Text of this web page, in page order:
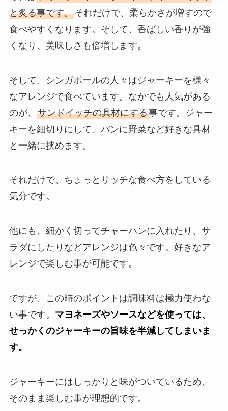
と炙る事です。それだけで、柔らかさが増すので
食べやすくなります。そして、香ばしい香りが強
くなり、美味しさも倍増します。
そして、シンガポールの人々はジャーキーを様々
なアレンジで食べています。なかでも人気がある
のが、 サンドイッチの具材にする事です。ジャー
キーを細切りにして、パンに野菜など好きな具材
と一緒に挟めます。
それだけで、ちょっとリッチな食べ方をしている
気分です。
他にも、細かく切ってチャーハンに入れたり、サ
ラダにしたりなどアレンジは色々です。好きなア
レンジで楽しむ事が可能です。
ですが、この時のポイントは調味料は極力使わな
い事です。 マヨネーズやソースなどを使っては、
せっかくのジャーキーの旨味を半減してしまいま
す。
ジャーキーにはしっかりと味がついているため、
そのまま楽しむ事が理想的です。